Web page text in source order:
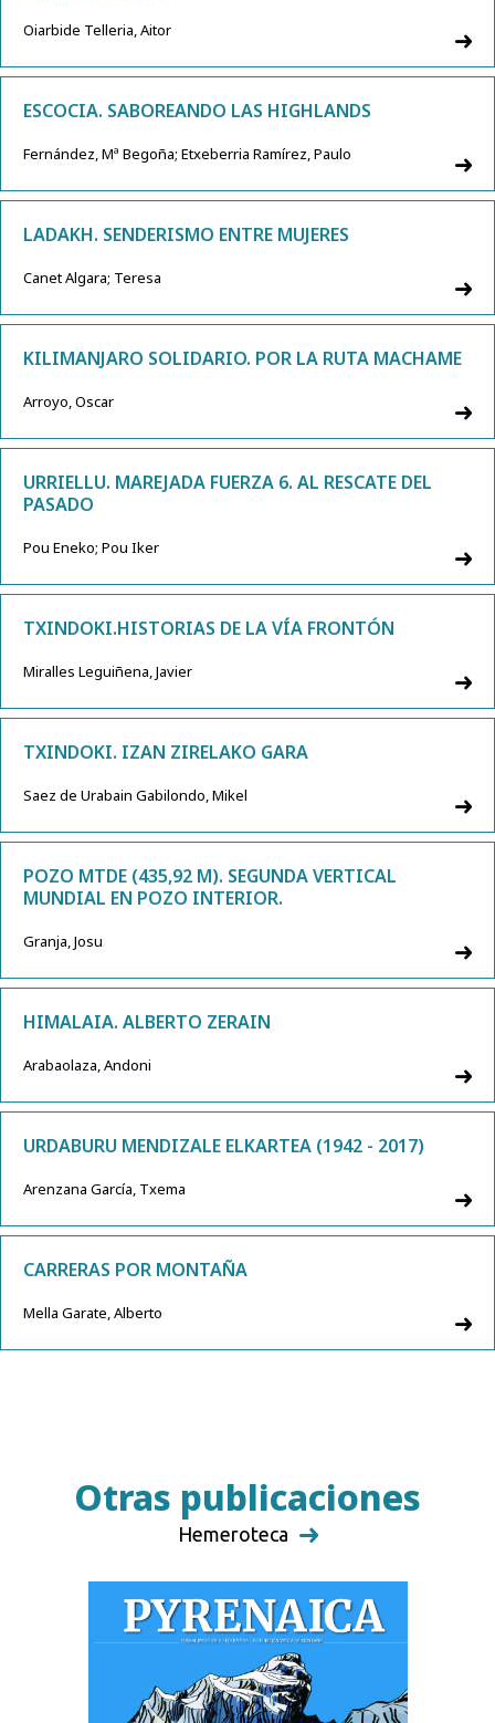
Oiarbide Telleria, Aitor
ESCOCIA. SABOREANDO LAS HIGHLANDS
Fernández, Mª Begoña; Etxeberria Ramírez, Paulo
LADAKH. SENDERISMO ENTRE MUJERES
Canet Algara; Teresa
KILIMANJARO SOLIDARIO. POR LA RUTA MACHAME
Arroyo, Oscar
URRIELLU. MAREJADA FUERZA 6. AL RESCATE DEL
PASADO
Pou Eneko; Pou Iker
TXINDOKI.HISTORIAS DE LA VÍA FRONTÓN
Miralles Leguiñena, Javier
TXINDOKI. IZAN ZIRELAKO GARA
Saez de Urabain Gabilondo, Mikel
POZO MTDE (435,92 M). SEGUNDA VERTICAL
MUNDIAL EN POZO INTERIOR.
Granja, Josu
HIMALAIA. ALBERTO ZERAIN
Arabaolaza, Andoni
URDABURU MENDIZALE ELKARTEA (1942 - 2017)
Arenzana García, Txema
CARRERAS POR MONTAÑA
Mella Garate, Alberto
Otras publicaciones
Hemeroteca